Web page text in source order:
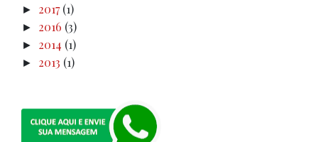
► 2017(1)
► 2016 (3)
► 2014 (1)
► 2013 (1)